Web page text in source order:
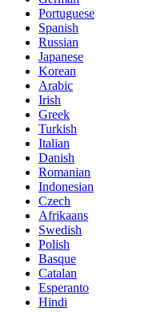
Portuguese
Spanish
Russian
Japanese
Korean
Arabic
Irish
Greek
Turkish
Italian
Danish
Romanian
Indonesian
Czech
Afrikaans
Swedish
Polish
Basque
Catalan
Esperanto
Hindi